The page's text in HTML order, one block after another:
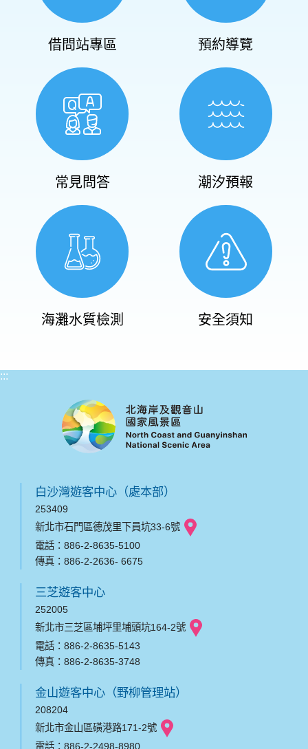
借問站專區 預約導覽
常見問答 潮汐預報
海灘水質檢測 安全須知
:::
白沙灣遊客中心（處本部）
253409
新北市石門區德茂里下員坑33-6號
電話：886-2-8635-5100
傳真：886-2-2636- 6675
三芝遊客中心
252005
新北市三芝區埔坪里埔頭坑164-2號
電話：886-2-8635-5143
傳真：886-2-8635-3748
金山遊客中心（野柳管理站）
208204
新北市金山區磺港路171-2號
電話：886-2-2498-8980